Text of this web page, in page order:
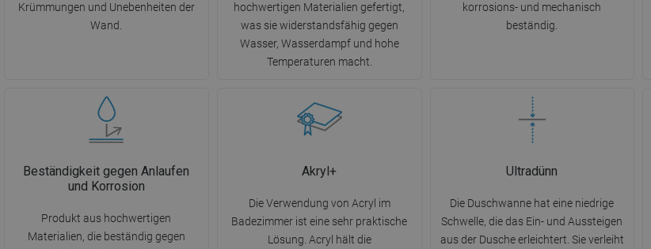
Krümmungen und Unebenheiten der
Wand.
hochwertigen Materialien gefertigt,
was sie widerstandsfähig gegen
Wasser, Wasserdampf und hohe
Temperaturen macht.
korrosions- und mechanisch
beständig.
Beständigkeit gegen Anlaufen
und Korrosion
Produkt aus hochwertigen
Materialien, die beständig gegen
Akryl+
Die Verwendung von Acryl im
Badezimmer ist eine sehr praktische
Lösung. Acryl hält die
Ultradünn
Die Duschwanne hat eine niedrige
Schwelle, die das Ein- und Aussteigen
aus der Dusche erleichtert. Sie verleiht